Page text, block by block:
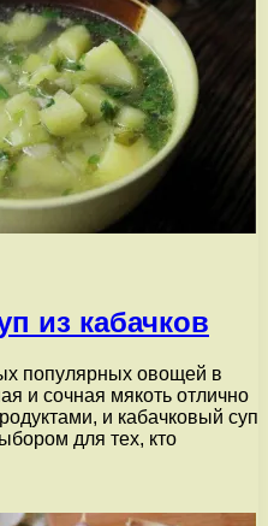
из кабачков
популярных овощей в
и сочная мякоть отлично
и кабачковый суп
для тех, кто